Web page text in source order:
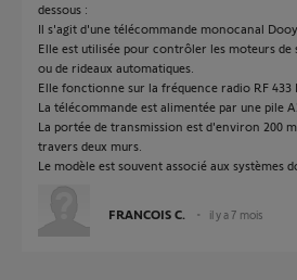
dessous :
Il s'agit d'une télécommande monocanal
Elle est utilisée pour contrôler les moteurs
ou de rideaux automatiques.
Elle fonctionne sur la fréquence radio RF 433
La télécommande est alimentée par une pile
La portée de transmission est d'environ 200
travers deux murs.
Le modèle est souvent associé aux systèmes
FRANCOIS C. il y a 7 mois